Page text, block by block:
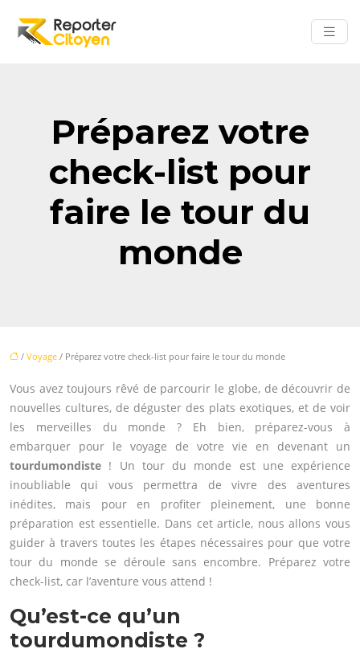
Préparez votre
check-list pour
faire le tour du
monde
/ Voyage / Préparez votre check-list pour faire le tour du monde
Vous avez toujours rêvé de parcourir le globe, de découvrir de
nouvelles cultures, de déguster des plats exotiques, et de voir
les merveilles du monde ? Eh bien, préparez-vous à
embarquer pour le voyage de votre vie en devenant un
tourdumondiste ! Un tour du monde est une expérience
inoubliable qui vous permettra de vivre des aventures
inédites, mais pour en profiter pleinement, une bonne
préparation est essentielle. Dans cet article, nous allons vous
guider à travers toutes les étapes nécessaires pour que votre
tour du monde se déroule sans encombre. Préparez votre
check-list, car l’aventure vous attend !
Qu’est-ce qu’un
tourdumondiste ?